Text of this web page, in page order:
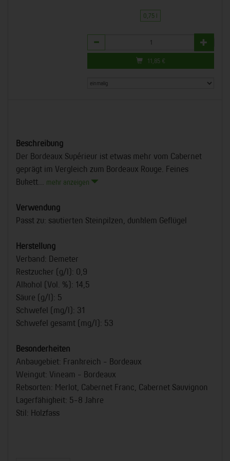
0,75 l
Anzahl
11,85 €
Beschreibung
Der Bordeaux Supérieur ist etwas mehr vom Cabernet
geprägt im Vergleich zum Bordeaux Rouge. Feines
Bukett...
mehr anzeigen
Verwendung
Passt zu: sautierten Steinpilzen, dunklem Geflügel
Herstellung
Verband: Demeter
Restzucker (g/l): 0,9
Alkohol (Vol. %): 14,5
Säure (g/l): 5
Schwefel (mg/l): 31
Schwefel gesamt (mg/l): 53
Besonderheiten
Anbaugebiet: Frankreich - Bordeaux
Weingut: Vineam - Bordeaux
Rebsorten: Merlot, Cabernet Franc, Cabernet Sauvignon
Lagerfähigkeit: 5-8 Jahre
Stil: Holzfass